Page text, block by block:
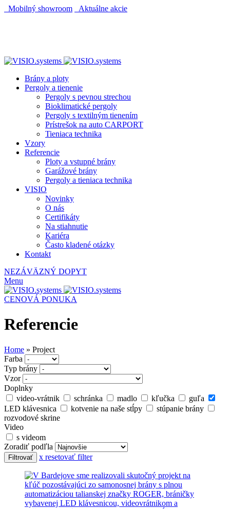
Mobilný showroom
Aktuálne akcie
Brány a ploty
Pergoly a tienenie
Pergoly s pevnou strechou
Bioklimatické pergoly
Pergoly s textilným tienením
Prístrešok na auto CARPORT
Tieniaca technika
Vzory
Referencie
Ploty a vstupné brány
Garážové brány
Pergoly a tieniaca technika
VISIO
Novinky
O nás
Certifikáty
Na stiahnutie
Kariéra
Často kladené otázky
Kontakt
NEZÁVÄZNÝ DOPYT
Menu
CENOVÁ PONUKA
Referencie
Home » Project
Farba
Typ brány
Vzor
Doplnky
video-vrátnik
schránka madlo kľučka
guľa
LED klávesnica
kotvenie na naše stĺpy
stúpanie brány
rozvodové skrine
Video
s videom
Zoradiť podľla
Filtrovať x resetovať filter